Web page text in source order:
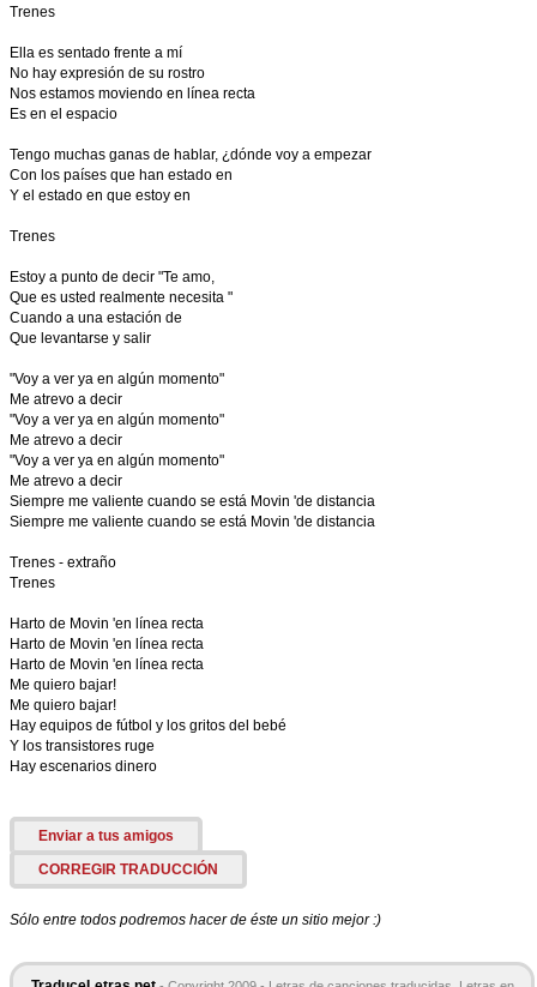
Trenes
Ella es sentado frente a mí
No hay expresión de su rostro
Nos estamos moviendo en línea recta
Es en el espacio
Tengo muchas ganas de hablar, ¿dónde voy a empezar
Con los países que han estado en
Y el estado en que estoy en
Trenes
Estoy a punto de decir "Te amo,
Que es usted realmente necesita "
Cuando a una estación de
Que levantarse y salir
"Voy a ver ya en algún momento"
Me atrevo a decir
"Voy a ver ya en algún momento"
Me atrevo a decir
"Voy a ver ya en algún momento"
Me atrevo a decir
Siempre me valiente cuando se está Movin 'de distancia
Siempre me valiente cuando se está Movin 'de distancia
Trenes - extraño
Trenes
Harto de Movin 'en línea recta
Harto de Movin 'en línea recta
Harto de Movin 'en línea recta
Me quiero bajar!
Me quiero bajar!
Hay equipos de fútbol y los gritos del bebé
Y los transistores ruge
Hay escenarios dinero
Enviar a tus amigos
CORREGIR TRADUCCIÓN
Sólo entre todos podremos hacer de éste un sitio mejor :)